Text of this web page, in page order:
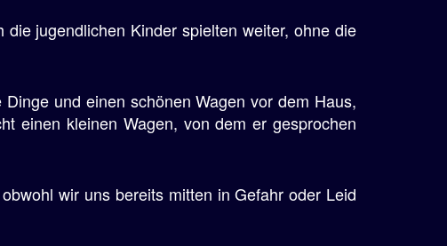
jugendlichen Kinder spielten weiter, ohne die
und einen schönen Wagen vor dem Haus,
einen kleinen Wagen, von dem er gesprochen
wir uns bereits mitten in Gefahr oder Leid